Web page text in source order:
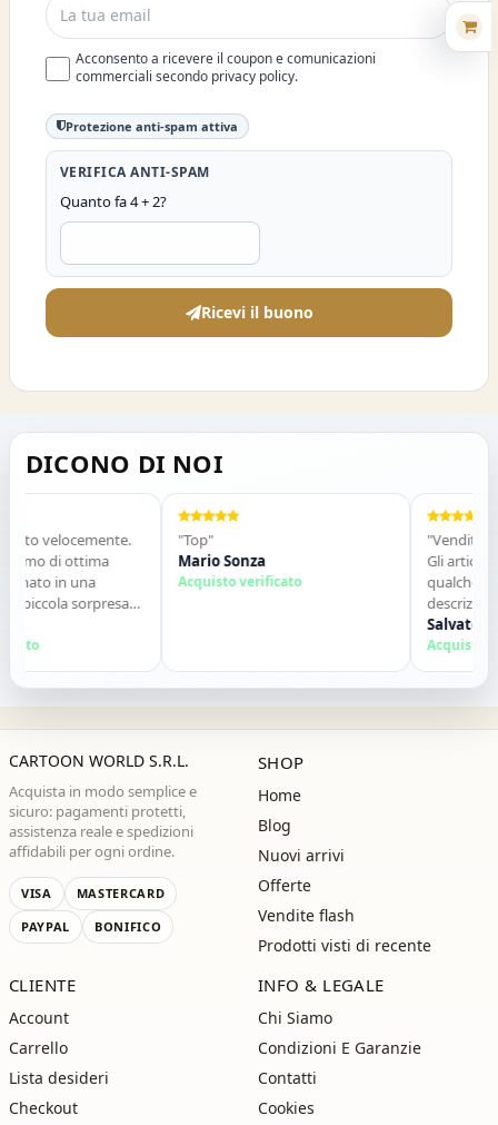
Acconsento a ricevere il coupon e comunicazioni
commerciali secondo privacy policy.
Protezione anti-spam attiva
VERIFICA ANTI-SPAM
Quanto fa 4 + 2?
Ricevi il buono
DICONO DI NOI
velocemente.
di ottima
in una
sorpresa
Grazie ,alla
"Top"
Mario Sonza
Acquisto verificato
"Venditore
Gli articoli
qualche
contatti.
Salvatore
Acquisto
CARTOON WORLD S.R.L.
Acquista in modo semplice e
sicuro: pagamenti protetti,
assistenza reale e spedizioni
affidabili per ogni ordine.
VISA
MASTERCARD
PAYPAL
BONIFICO
SHOP
Home
Blog
Nuovi arrivi
Offerte
Vendite flash
Prodotti visti di recente
CLIENTE
Account
Carrello
Lista desideri
Checkout
INFO & LEGALE
Chi Siamo
Condizioni E Garanzie
Contatti
Cookies